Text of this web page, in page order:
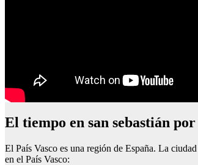
El tiempo en san sebastián por
El País Vasco es una región de España. La
en el País Vasco: